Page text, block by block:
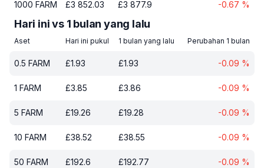
1000 FARM £3 852.03 £3 877.9 -0.67 %
Hari ini vs 1 bulan yang lalu
Aset Hari ini pukul 1 bulan yang lalu Perubahan 1 bulan
0.5 FARM £1.93 £1.93 -0.09 %
1 FARM £3.85 £3.86 -0.09 %
5 FARM £19.26 £19.28 -0.09 %
10 FARM £38.52 £38.55 -0.09 %
50 FARM £192.6 £192.77 -0.09 %